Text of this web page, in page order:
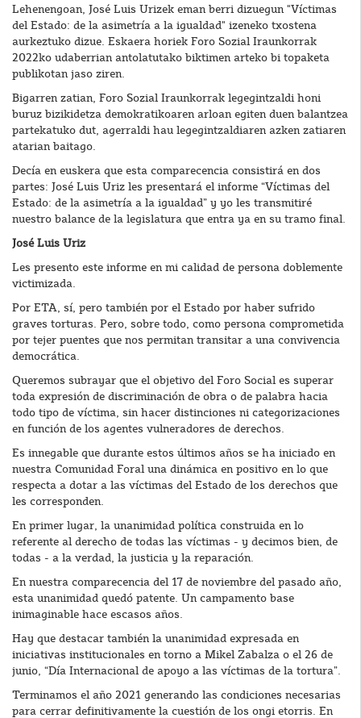
Lehenengoan, José Luis Urizek eman berri dizuegun "Víctimas
del Estado: de la asimetría a la igualdad" izeneko txostena
aurkeztuko dizue. Eskaera horiek Foro Sozial Iraunkorrak
2022ko udaberrian antolatutako biktimen arteko bi topaketa
publikotan jaso ziren.
Bigarren zatian, Foro Sozial Iraunkorrak legegintzaldi honi
buruz bizikidetza demokratikoaren arloan egiten duen balantzea
partekatuko dut, agerraldi hau legegintzaldiaren azken zatiaren
atarian baitago.
Decía en euskera que esta comparecencia consistirá en dos
partes: José Luis Uriz les presentará el informe “Víctimas del
Estado: de la asimetría a la igualdad” y yo les transmitiré
nuestro balance de la legislatura que entra ya en su tramo final.
José Luis Uriz
Les presento este informe en mi calidad de persona doblemente
victimizada.
Por ETA, sí, pero también por el Estado por haber sufrido
graves torturas. Pero, sobre todo, como persona comprometida
por tejer puentes que nos permitan transitar a una convivencia
democrática.
Queremos subrayar que el objetivo del Foro Social es superar
toda expresión de discriminación de obra o de palabra hacia
todo tipo de víctima, sin hacer distinciones ni categorizaciones
en función de los agentes vulneradores de derechos.
Es innegable que durante estos últimos años se ha iniciado en
nuestra Comunidad Foral una dinámica en positivo en lo que
respecta a dotar a las víctimas del Estado de los derechos que
les corresponden.
En primer lugar, la unanimidad política construida en lo
referente al derecho de todas las víctimas - y decimos bien, de
todas - a la verdad, la justicia y la reparación.
En nuestra comparecencia del 17 de noviembre del pasado año,
esta unanimidad quedó patente. Un campamento base
inimaginable hace escasos años.
Hay que destacar también la unanimidad expresada en
iniciativas institucionales en torno a Mikel Zabalza o el 26 de
junio, “Día Internacional de apoyo a las víctimas de la tortura”.
Terminamos el año 2021 generando las condiciones necesarias
para cerrar definitivamente la cuestión de los ongi etorris. En